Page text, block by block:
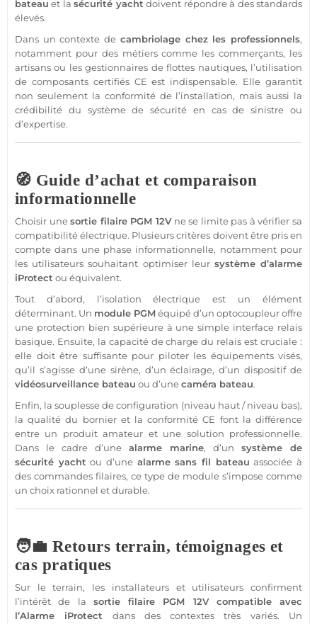
bateau et lasécurité yacht doivent répondre à des standards
élevés.
Dans un contexte de cambriolage chez les professionnels,
notamment pour des métiers comme les commerçants, les
artisans ou les gestionnaires de flottes nautiques, l’utilisation
de composants certifiés CE est indispensable. Elle garantit
non seulement la conformité de l’installation, mais aussi la
crédibilité du systèmedesécurité en cas de sinistre ou
d’expertise.
🧭 Guide d’achat et comparaison
informationnelle
Choisir unesortie filaire PGM 12Vne se limite pas à vérifier sa
compatibilité électrique. Plusieurs critères doivent être pris en
compte dans une phase informationnelle, notamment pour
les utilisateurs souhaitant optimiser leur systèmed’alarme
iProtect ou équivalent.
Tout d’abord, l’isolation électrique est un élément
déterminant. Un module PGMéquipé d’un optocoupleur offre
une protection bien supérieure à une simple interface relais
basique. Ensuite, la capacité de charge du relais est cruciale :
elle doit être suffisante pour piloter les équipements visés,
qu’il s’agisse d’une sirène, d’un éclairage, d’un dispositif de
vidéosurveillance bateau ou d’unecaméra bateau.
Enfin, la souplesse de configuration (niveau haut / niveau bas),
la qualité du bornieret la conformité CE font la différence
entre un produit amateur et une solution professionnelle.
Dans le cadre d’une alarme marine, d’un système de
sécurité yacht ou d’une alarmesans fil bateau associée à
des commandes filaires, ce type de module s’impose comme
un choix rationnel et durable.
🧑‍💼 Retours terrain, témoignages et
cas pratiques
Sur le terrain, les installateurs et utilisateurs confirment
l’intérêt de la sortie filaire PGM 12V compatibleavec
l’Alarme iProtect dans des contextes très variés. Un